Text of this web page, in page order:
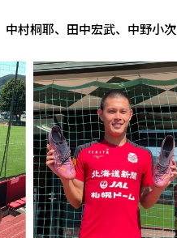
村桐耶、田中宏武、中野小次